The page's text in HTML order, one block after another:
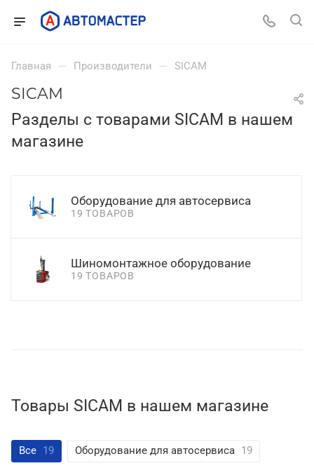
Главная — Производители — SICAM
SICAM
Разделы с товарами SICAM в нашем
магазине
Оборудование для автосервиса
19 ТОВАРОВ
Шиномонтажное оборудование
19 ТОВАРОВ
Товары SICAM в нашем магазине
Все 19 Оборудование для автосервиса 19